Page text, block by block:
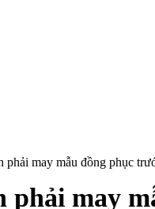
phải may mẫu đồng phục
phải may